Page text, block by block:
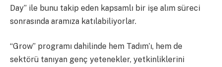
Day” ile bunu takip eden kapsamlı bir işe alım süreci
sonrasında aramıza katılabiliyorlar.
“Grow” programı dahilinde hem Tadım’ı, hem de
sektörü tanıyan genç yetenekler, yetkinliklerini